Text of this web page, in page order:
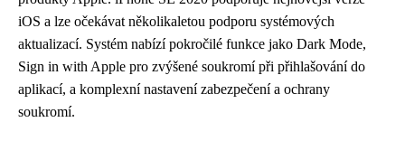
iOS a lze očekávat několikaletou podporu systémových
aktualizací. Systém nabízí pokročilé funkce jako Dark Mode,
Sign in with Apple pro zvýšené soukromí při přihlašování do
aplikací, a komplexní nastavení zabezpečení a ochrany
soukromí.